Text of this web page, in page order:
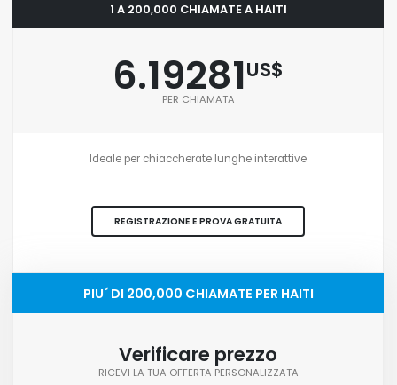
1 A 200,000 CHIAMATE A HAITI
6.19281US$
PER CHIAMATA
Ideale per chiaccherate lunghe interattive
REGISTRAZIONE E PROVA GRATUITA
PIU´ DI 200,000 CHIAMATE PER HAITI
Verificare prezzo
RICEVI LA TUA OFFERTA PERSONALIZZATA